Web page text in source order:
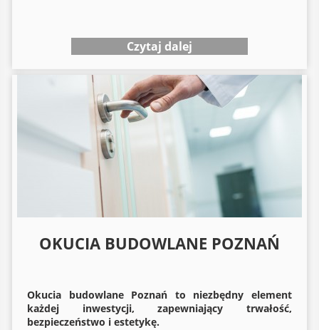
Czytaj dalej
OKUCIA BUDOWLANE POZNAŃ
Okucia budowlanePoznań to niezbędny element
każdej inwestycji, zapewniający trwałość,
bezpieczeństwo i estetykę.